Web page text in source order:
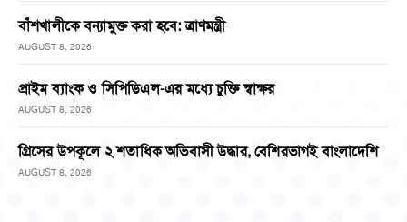
বাঁশখালীকে বন্যামুক্ত করা হবে: ত্রাণমন্ত্রী
AUGUST 8, 2026
প্রাইম ব্যাংক ও সিপিডিএল-এর মধ্যে চুক্তি স্বাক্ষর
AUGUST 8, 2026
গ্রিসের উপকূলে ২ শতাধিক অভিবাসী উদ্ধার, বেশিরভাগই বাংলাদেশি
AUGUST 8, 2026